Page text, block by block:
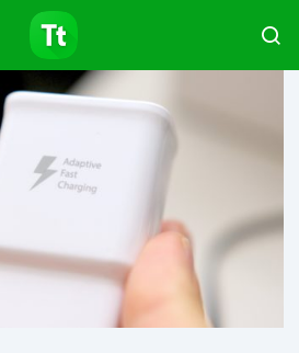
Articles